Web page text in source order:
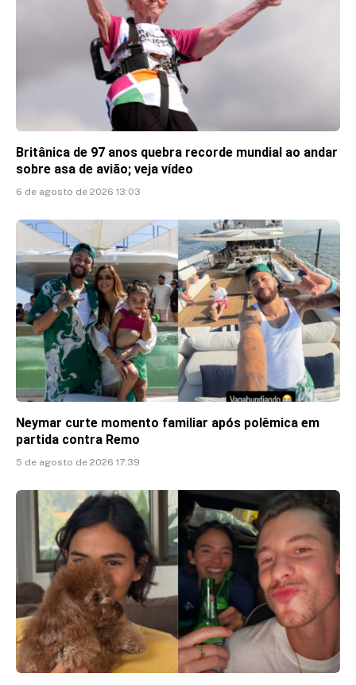
Britânica de 97 anos quebra recorde mundial ao andar
sobre asa de avião; veja vídeo
6 de agosto de 2026 13:03
Neymar curte momento familiar após polêmica em
partida contra Remo
5 de agosto de 2026 17:39